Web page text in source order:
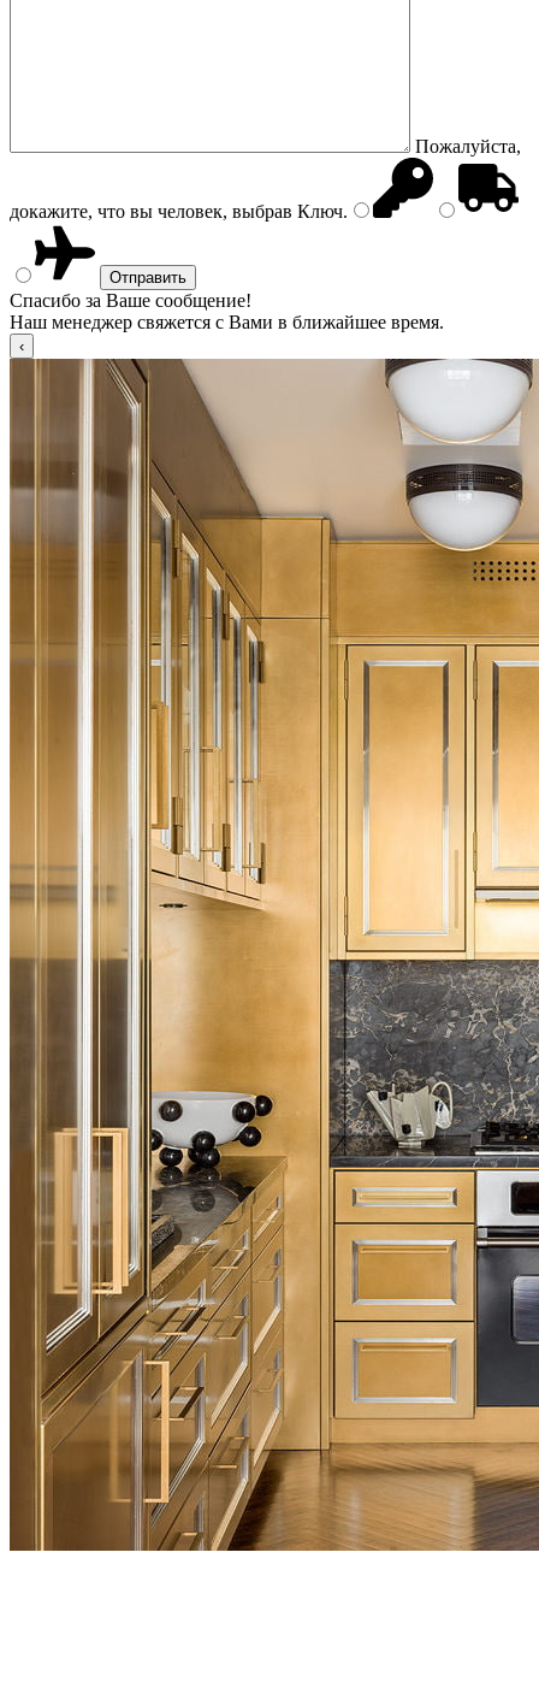
Пожалуйста,
докажите, что вы человек, выбрав Ключ.
Спасибо за Ваше сообщение!
Наш менеджер свяжется с Вами в ближайшее время.